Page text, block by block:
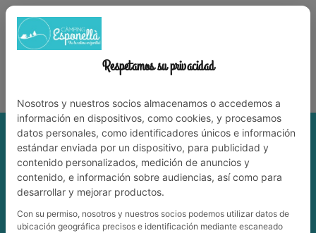
972 59 70 74
TRAVAILLEZ AVEC NOUS
Vit la nature en famille!
MENU
Respetamos su privacidad
Nosotros y nuestros socios almacenamos o accedemos a
información en dispositivos, como cookies, y procesamos
datos personales, como identificadores únicos e información
estándar enviada por un dispositivo, para publicidad y
contenido personalizados, medición de anuncios y
contenido, e información sobre audiencias, así como para
desarrollar y mejorar productos.
Con su permiso, nosotros y nuestros socios podemos utilizar datos de
ubicación geográfica precisos e identificación mediante escaneado